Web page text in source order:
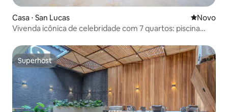
Casa ⋅ San Lucas Novo
Novo
Vivenda icônica de celebridade com 7 quartos: piscina
Superhost
Superhost